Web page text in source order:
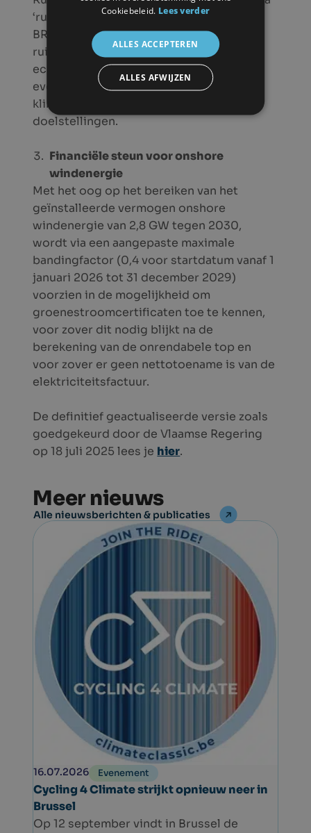
‘ruimte voor energie’ meegenomen. Het
BRV bewaakt de samenhang tussen
ruimtevragen en streeft naar een
economisch, ecologisch en sociaal
evenwicht, met aandacht voor
klimaatverandering en andere Europese
doelstellingen.
Financiële steun voor onshore
windenergie
Met het oog op het bereiken van het
geïnstalleerde vermogen onshore
windenergie van 2,8 GW tegen 2030,
wordt via een aangepaste maximale
bandingfactor (0,4 voor startdatum vanaf 1
januari 2026 tot 31 december 2029)
voorzien in de mogelijkheid om
groenestroomcertificaten toe te kennen,
voor zover dit nodig blijkt na de
berekening van de onrendabele top en
voor zover er geen nettotoename is van de
elektriciteitsfactuur.
De definitief geactualiseerde versie zoals
goedgekeurd door de Vlaamse Regering
op 18 juli 2025 lees je hier.
Meer nieuws
Alle nieuwsberichten & publicaties
16.07.2026 Evenement
Cycling 4 Climate strijkt opnieuw neer in
Brussel
Op 12 september vindt in Brussel de
Cookiebeleid. Lees verder
ALLES ACCEPTEREN
ALLES AFWIJZEN